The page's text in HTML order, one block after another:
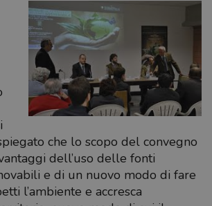
che lo scopo del convegno
dell’uso delle fonti
e di un nuovo modo di fare
l’ambiente e accresca